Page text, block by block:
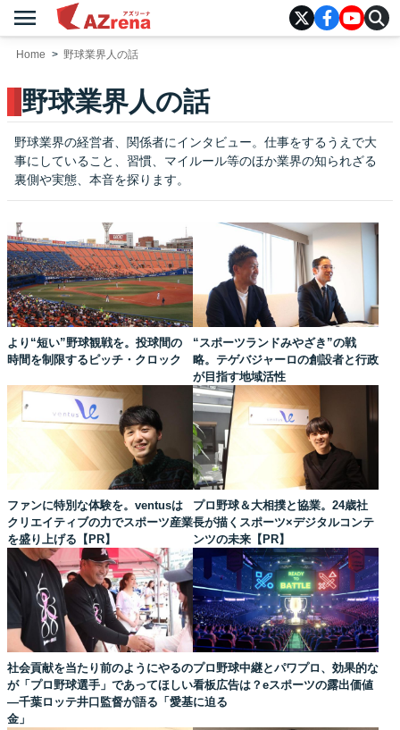
menu
Home 野球業界人の話
野球業界人の話
野球業界の経営者、関係者にインタビュー。仕事をするうえで大
事にしていること、習慣、マイルール等のほか業界の知られざる
裏側や実態、本音を探ります。
より“短い”野球観戦を。投球間の
時間を制限するピッチ・クロック
“スポーツランドみやざき”の戦
略。テゲバジャーロの創設者と行政
が目指す地域活性
ファンに特別な体験を。ventusは
クリエイティブの力でスポーツ産業
を盛り上げる【PR】
プロ野球＆大相撲と協業。24歳社
長が描くスポーツ×デジタルコンテ
ンツの未来【PR】
社会貢献を当たり前のようにやるの
が「プロ野球選手」であってほしい
―千葉ロッテ井口監督が語る「愛基
金」
プロ野球中継とパワプロ、効果的な
看板広告は？eスポーツの露出価値
に迫る